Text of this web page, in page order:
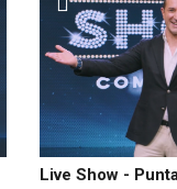
Live Show -